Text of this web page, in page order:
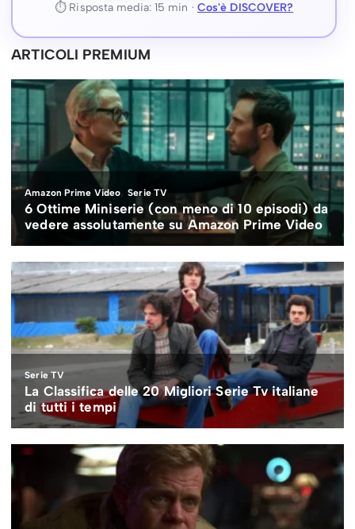
⏱ Risposta media: 15 min · Cos'è DISCOVER?
ARTICOLI PREMIUM